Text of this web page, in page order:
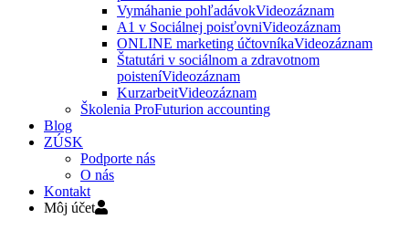
Vymáhanie pohľadávokVideozáznam
A1 v Sociálnej poisťovniVideozáznam
ONLINE marketing účtovníkaVideozáznam
Štatutári v sociálnom a zdravotnom
poisteníVideozáznam
KurzarbeitVideozáznam
Školenia ProFuturion accounting
Blog
ZÚSK
Podporte nás
O nás
Kontakt
Môj účet